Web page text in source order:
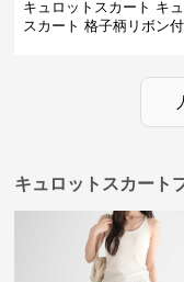
キュロットスカート キ
スカート 格子柄リボン
キュロットスカート